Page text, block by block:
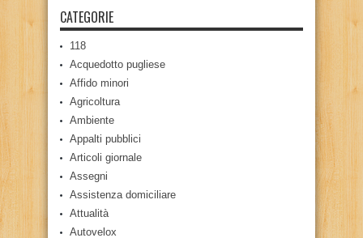
CATEGORIE
118
Acquedotto pugliese
Affido minori
Agricoltura
Ambiente
Appalti pubblici
Articoli giornale
Assegni
Assistenza domiciliare
Attualità
Autovelox